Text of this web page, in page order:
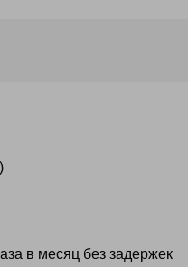
в месяц без задержек